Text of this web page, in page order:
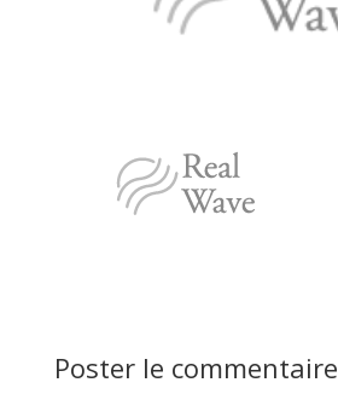
Poster le commentaire